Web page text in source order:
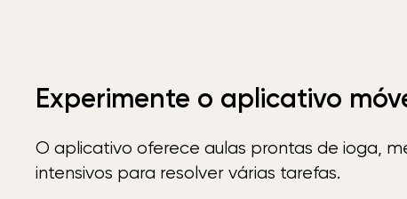
Experimente o aplicativo
O aplicativo oferece aulas prontas de ioga,
intensivos para resolver várias tarefas.